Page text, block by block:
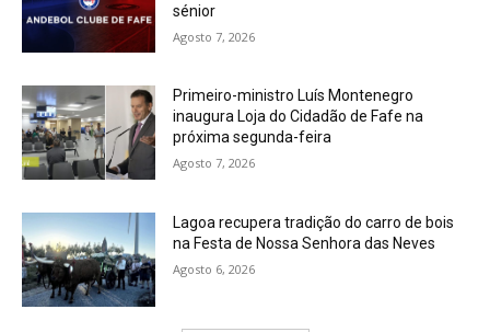
sénior
Agosto 7, 2026
Primeiro-ministro Luís Montenegro
inaugura Loja do Cidadão de Fafe na
próxima segunda-feira
Agosto 7, 2026
Lagoa recupera tradição do carro de bois
na Festa de Nossa Senhora das Neves
Agosto 6, 2026